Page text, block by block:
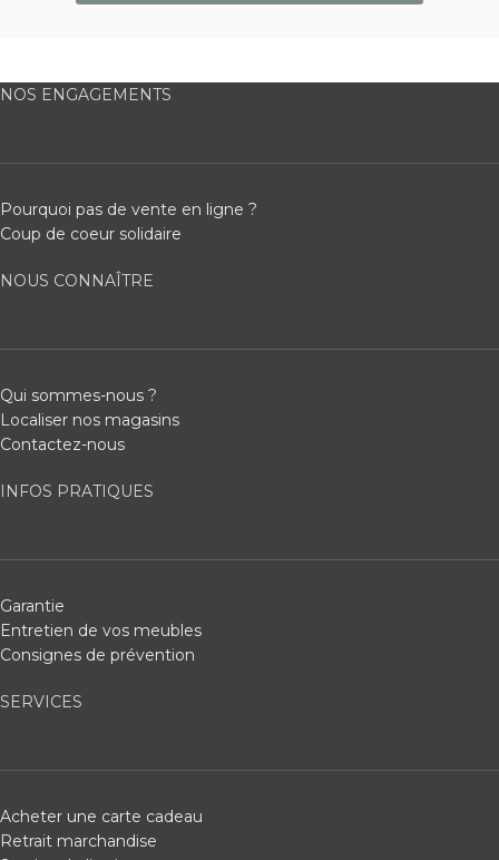
NOS ENGAGEMENTS
Pourquoi pas de vente en ligne ?
Coup de coeur solidaire
NOUS CONNAÎTRE
Qui sommes-nous ?
Localiser nos magasins
Contactez-nous
INFOS PRATIQUES
Garantie
Entretien de vos meubles
Consignes de prévention
SERVICES
Acheter une carte cadeau
Retrait marchandise